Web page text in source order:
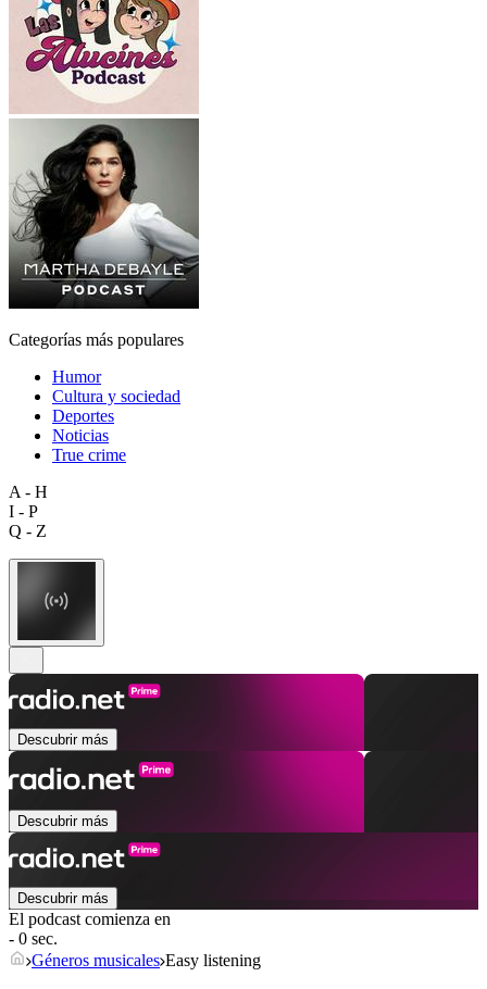
Categorías más populares
Humor
Cultura y sociedad
Deportes
Noticias
True crime
A - H
I - P
Q - Z
Descubrir más
Descubrir más
Descubrir más
El podcast comienza en
- 0 sec.
Géneros musicales Easy listening